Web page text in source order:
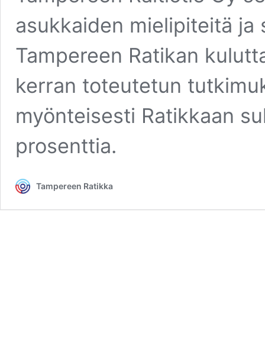
asukkaiden mielipiteitä
Tampereen Ratikan
kerran toteutetun
myönteisesti Ratikkaan
prosenttia.
Tampereen Ratikka